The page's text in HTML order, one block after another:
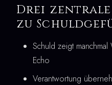
Drei zentrale
zu
Schuld zeigt manchmal
Echo
Verantwortung